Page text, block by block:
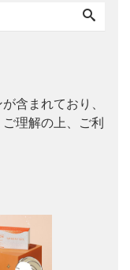
含まれており、
理解の上、ご利